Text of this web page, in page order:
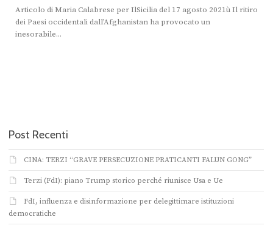
Articolo di Maria Calabrese per IlSicilia del 17 agosto 2021ù Il ritiro
dei Paesi occidentali dall’Afghanistan ha provocato un
inesorabile...
Post Recenti
CINA: TERZI “GRAVE PERSECUZIONE PRATICANTI FALUN GONG”
Terzi (FdI): piano Trump storico perché riunisce Usa e Ue
FdI, influenza e disinformazione per delegittimare istituzioni
democratiche